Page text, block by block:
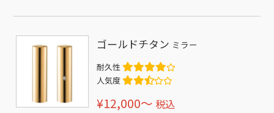
ゴールドチタン ミラー
耐久性
人気度
¥12,000〜 税込